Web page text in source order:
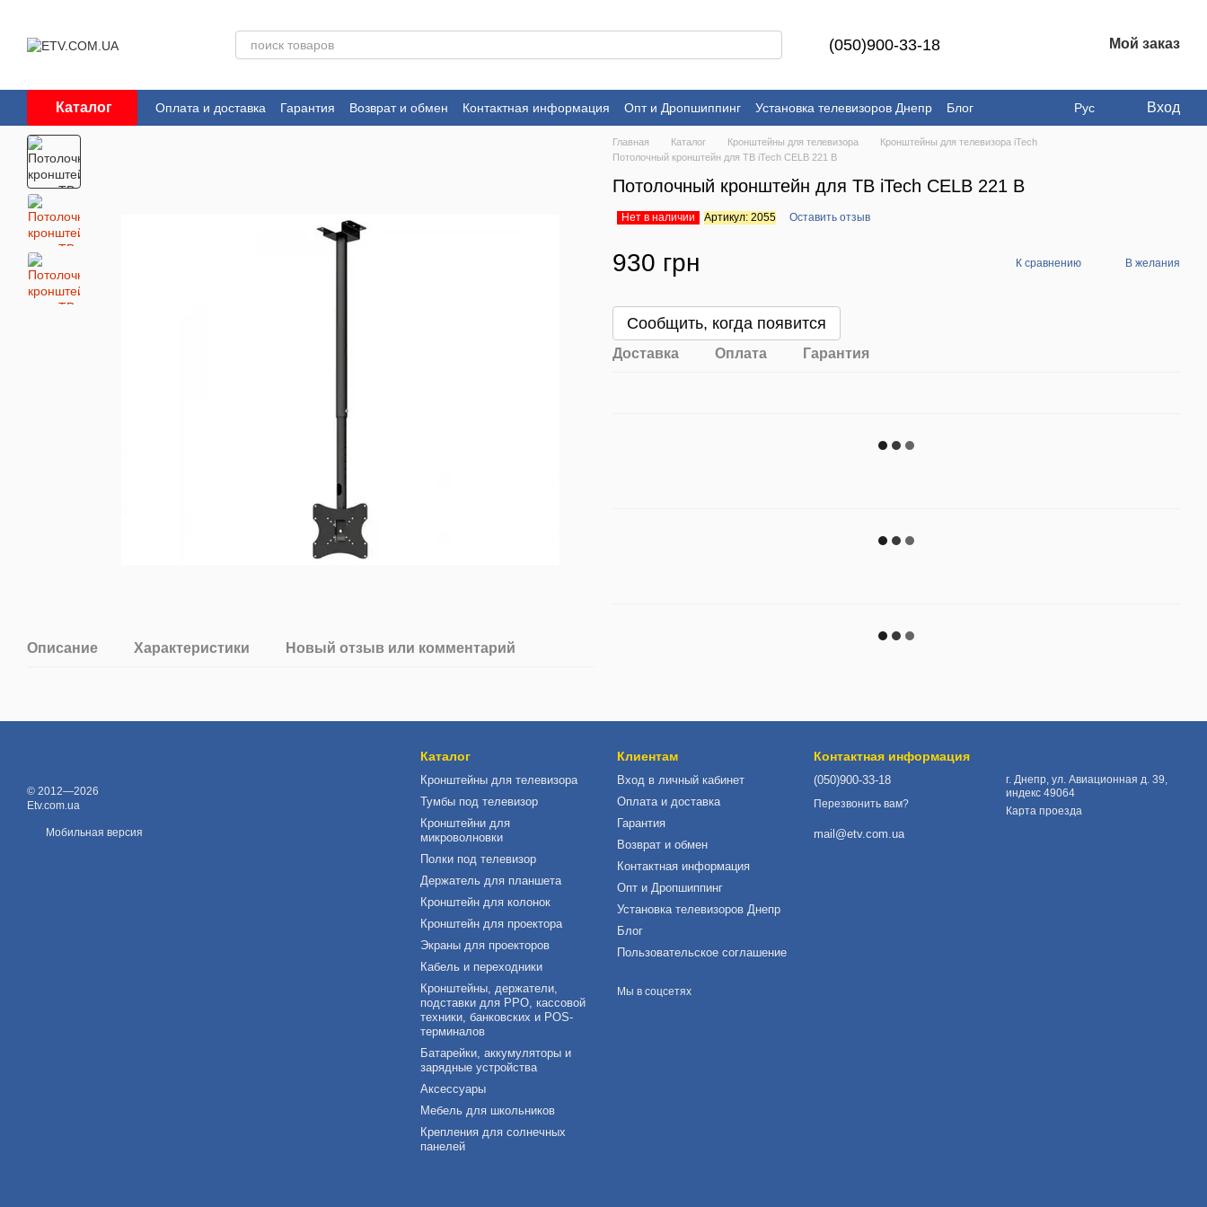
(050)900-33-18 Мой заказ
Каталог Оплата и доставка Гарантия Возврат и обмен Контактная информация Опт и Дропшиппинг Установка телевизоров Днепр
Блог
Пользовательское соглашение
Рус Вход
Описание Характеристики Новый отзыв или комментарий
Главная Каталог Кронштейны для телевизора
Кронштейны для телевизора iTech
Потолочный кронштейн для ТВ iTech CELB 221 B
Потолочный кронштейн для ТВ iTech CELB 221 B
Нет в наличии Артикул: 2055 Оставить отзыв
930 грн К сравнению В желания
Сообщить, когда появится
Доставка Оплата Гарантия
© 2012—2026
Etv.com.ua
Мобильная версия
Каталог
Кронштейны для телевизора
Тумбы под телевизор
Кронштейни для
микроволновки
Полки под телевизор
Держатель для планшета
Кронштейн для колонок
Кронштейн для проектора
Экраны для проекторов
Кабель и переходники
Кронштейны, держатели,
подставки для РРО, кассовой
техники, банковских и POS-
терминалов
Батарейки, аккумуляторы и
зарядные устройства
Аксессуары
Мебель для школьников
Крепления для солнечных
панелей
Клиентам
Вход в личный кабинет
Оплата и доставка
Гарантия
Возврат и обмен
Контактная информация
Опт и Дропшиппинг
Установка телевизоров Днепр
Блог
Пользовательское соглашение
Мы в соцсетях
Контактная информация
(050)900-33-18
Перезвонить вам?
mail@etv.com.ua
г. Днепр, ул. Авиационная д. 39,
индекс 49064
Карта проезда